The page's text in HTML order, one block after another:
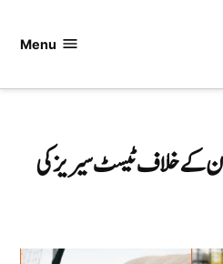
Menu
کے خلاف ٹیسٹ سیریز کی